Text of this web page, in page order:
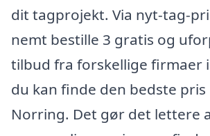
dit tagprojekt. Via nyt-tag-
nemt bestille 3 gratis og
tilbud fra forskellige firmaer
du kan finde den bedste
Norring. Det gør det lettere